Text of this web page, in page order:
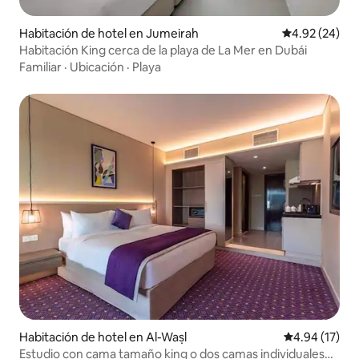
Habitación de hotel en Jumeirah Calificación
4.92 (24)
Habitación King cerca de la playa de La Mer en Dubái
Familiar · Ubicación · Playa
Habitación de hotel en Al-Waṣl Calificación
4.94 (17)
Estudio con cama tamaño king o dos camas individuales